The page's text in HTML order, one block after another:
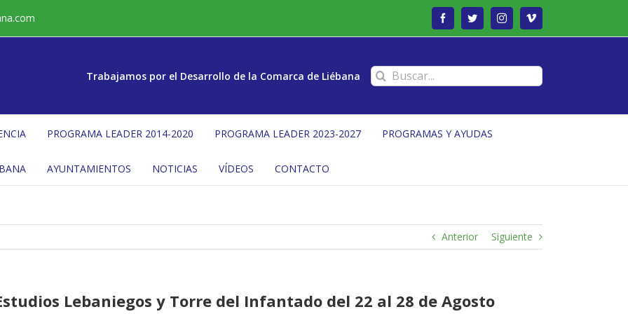
FacebookTwitterInstagramVimeo
Trabajamos por el Desarrollo de la Comarca de Liébana Buscar:
PROGRAMA LEADER 2014-2020 PROGRAMA LEADER 2023-2027 PROGRAMAS Y AYUDAS
AYUNTAMIENTOS NOTICIAS VÍDEOS CONTACTO
Anterior Siguiente
Lebaniegos y Torre del Infantado del 22 al 28 de Agosto